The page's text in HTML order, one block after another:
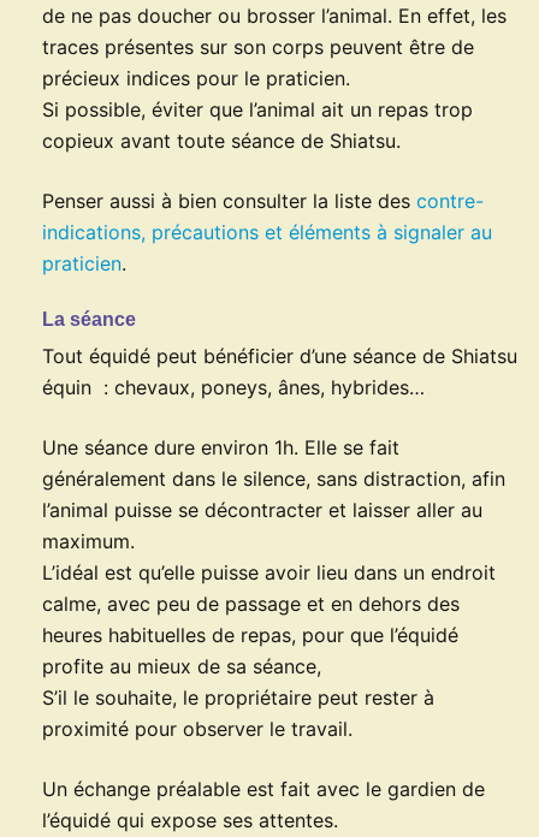
de ne pas doucher ou brosser l’animal. En effet, les
traces présentes sur son corps peuvent être de
précieux indices pour le praticien.
Si possible, éviter que l’animal ait un repas trop
copieux avant toute séance de Shiatsu.
Penser aussi à bien consulter la liste des contre-
indications, précautions et éléments à signaler au
praticien.
La séance
Tout équidé peut bénéficier d’une séance de Shiatsu
équin : chevaux, poneys, ânes, hybrides…
Une séance dure environ 1h. Elle se fait
généralement dans le silence, sans distraction, afin
l’animal puisse se décontracter et laisser aller au
maximum.
L’idéal est qu’elle puisse avoir lieu dans un endroit
calme, avec peu de passage et en dehors des
heures habituelles de repas, pour que l’équidé
profite au mieux de sa séance,
S’il le souhaite, le propriétaire peut rester à
proximité pour observer le travail.
Un échange préalable est fait avec le gardien de
l’équidé qui expose ses attentes.